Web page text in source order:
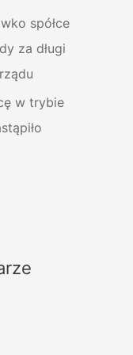
spółce
za długi
w trybie